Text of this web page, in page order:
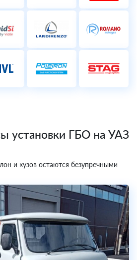
установки ГБО на УАЗ
и кузов остаются безупречными